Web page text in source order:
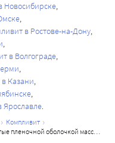
флавоноидов,
к достоверному
сосудистых
активность
свойств.
защиту
с витаминами А, Е и С
действие, что
сетчатки от
Новосибирске
в Ростове-на-Дону
в Волгограде
Казани
Ярославле
компливит
оболочкой массой 472,5 мг